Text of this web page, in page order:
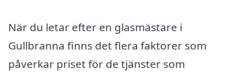
När du letar efter en glasmästare i
Gullbranna finns det flera faktorer som
påverkar priset för de tjänster som